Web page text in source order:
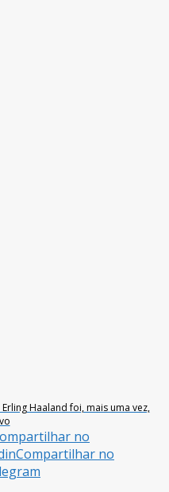
Haaland foi, mais uma vez,
no
Compartilhar no